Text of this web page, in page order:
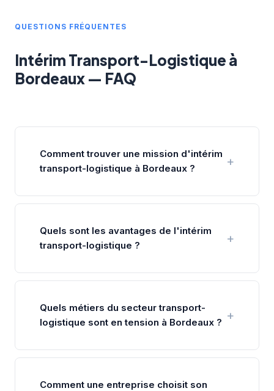
QUESTIONS FRÉQUENTES
Intérim Transport-Logistique à
Bordeaux — FAQ
Comment trouver une mission d'intérim
transport-logistique à Bordeaux ?
Quels sont les avantages de l'intérim
transport-logistique ?
Quels métiers du secteur transport-
logistique sont en tension à Bordeaux ?
Comment une entreprise choisit son